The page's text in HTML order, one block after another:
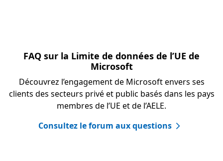
FAQ sur la Limite de données de l’UE de
Microsoft
Découvrez l’engagement de Microsoft envers ses
clients des secteurs privé et public basés dans les pays
membres de l’UE et de l’AELE.
Consultez le forum aux questions